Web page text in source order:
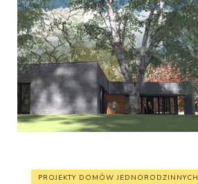
PROJEKTY DOMÓW JEDNORODZINNYCH